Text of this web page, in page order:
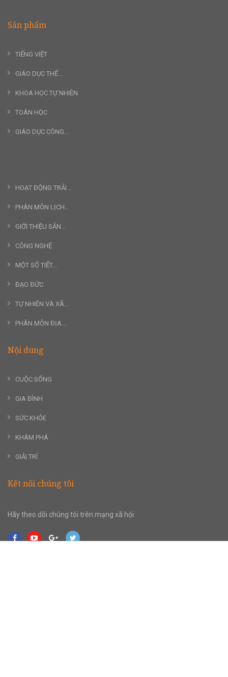
Sản phẩm
TIẾNG VIỆT
GIÁO DỤC THỂ...
KHOA HỌC TỰ NHIÊN
TOÁN HỌC
GIÁO DỤC CÔNG...
HOẠT ĐỘNG TRẢI...
PHÂN MÔN LỊCH...
GIỚI THIỆU SẢN...
CÔNG NGHỆ
MỘT SỐ TIẾT...
ĐẠO ĐỨC
TỰ NHIÊN VÀ XÃ...
PHÂN MÔN ĐỊA...
Nội dung
CUỘC SỐNG
GIA ĐÌNH
SỨC KHỎE
KHÁM PHÁ
GIẢI TRÍ
Kết nối chúng tôi
Hãy theo dõi chúng tôi trên mạng xã hội